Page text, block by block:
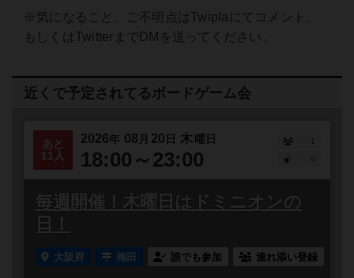
※気になること、ご不明点はTwiplaにてコメント、
もしくはTwitterまでDMを送ってください。
近くで予定されてるボードゲーム会
あと
11人
2026年 08 月 20 日 木曜日
18:00～23:00
1
毎週開催！木曜日はドミニオンの
日！
大阪府 梅田 誰でも参加 連れ添い登録